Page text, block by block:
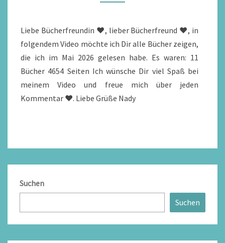
Liebe Bücherfreundin ♥, lieber Bücherfreund ♥, in
folgendem Video möchte ich Dir alle Bücher zeigen,
die ich im Mai 2026 gelesen habe. Es waren: 11
Bücher 4654 Seiten Ich wünsche Dir viel Spaß bei
meinem Video und freue mich über jeden
Kommentar ♥. Liebe Grüße Nady
Suchen
Suchen